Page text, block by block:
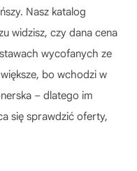
Nasz katalog
widzisz, czy dana cena
wycofanych ze
bo wchodzi w
– dlatego im
się sprawdzić oferty,